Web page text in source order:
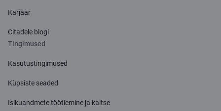
Karjäär
Citadele blogi
Tingimused
Kasutustingimused
Küpsiste seaded
Isikuandmete töötlemine ja kaitse